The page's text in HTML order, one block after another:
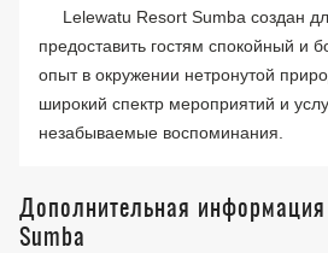
Lelewatu Resort Sumba создан
предоставить гостям спокойный и
опыт в окружении нетронутой
широкий спектр мероприятий и
незабываемые воспоминания.
Дополнительная
Sumba